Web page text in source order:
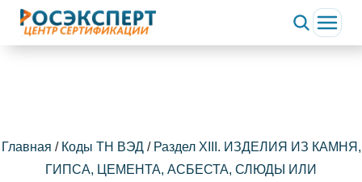
Главная / Коды ТН ВЭД/ Раздел XIII. ИЗДЕЛИЯ ИЗ КАМНЯ,
ГИПСА, ЦЕМЕНТА, АСБЕСТА, СЛЮДЫ ИЛИ